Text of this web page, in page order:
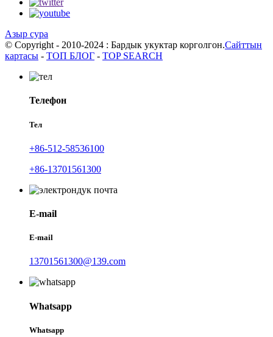
Азыр сура
© Copyright - 2010-2024 : Бардык укуктар корголгон.Сайттын
картасы - ТОП БЛОГ - TOP SEARCH
Телефон
Тел
+86-512-58536100
+86-13701561300
E-mail
E-mail
13701561300@139.com
Whatsapp
Whatsapp